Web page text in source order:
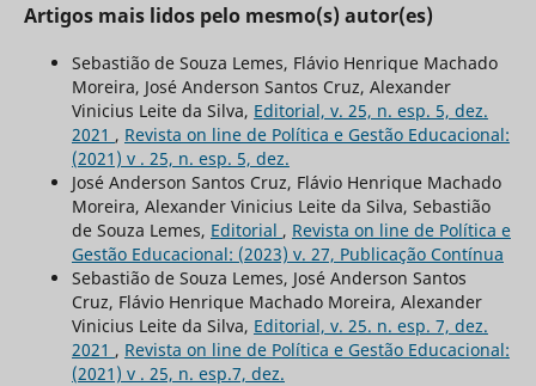
Artigos mais lidos pelo mesmo(s) autor(es)
Sebastião de Souza Lemes, Flávio Henrique Machado
Moreira, José Anderson Santos Cruz, Alexander
Vinicius Leite da Silva, Editorial, v. 25, n. esp. 5, dez.
2021 , Revista on line de Política e Gestão Educacional:
(2021) v . 25, n. esp. 5, dez.
José Anderson Santos Cruz, Flávio Henrique Machado
Moreira, Alexander Vinicius Leite da Silva, Sebastião
de Souza Lemes, Editorial , Revista on line de Política e
Gestão Educacional: (2023) v. 27, Publicação Contínua
Sebastião de Souza Lemes, José Anderson Santos
Cruz, Flávio Henrique Machado Moreira, Alexander
Vinicius Leite da Silva, Editorial, v. 25. n. esp. 7, dez.
2021 , Revista on line de Política e Gestão Educacional:
(2021) v . 25, n. esp.7, dez.